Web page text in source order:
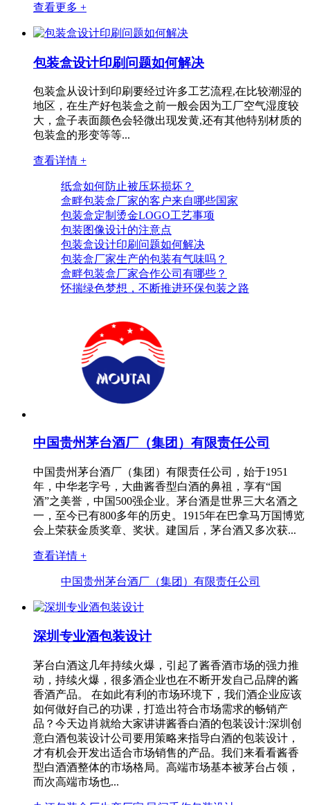
查看更多 +
包装盒设计印刷问题如何解决
包装盒从设计到印刷要经过许多工艺流程,在比较潮湿的
地区，在生产好包装盒之前一般会因为工厂空气湿度较
大，盒子表面颜色会轻微出现发黄,还有其他特别材质的
包装盒的形变等等...
查看详情 +
纸盒如何防止被压坏损坏？
盒畔包装盒厂家的客户来自哪些国家
包装盒定制烫金LOGO工艺事项
包装图像设计的注意点
包装盒设计印刷问题如何解决
包装盒厂家生产的包装有气味吗？
盒畔包装盒厂家合作公司有哪些？
怀揣绿色梦想，不断推进环保包装之路
中国贵州茅台酒厂（集团）有限责任公司
中国贵州茅台酒厂（集团）有限责任公司，始于1951
年，中华老字号，大曲酱香型白酒的鼻祖，享有“国
酒”之美誉，中国500强企业。茅台酒是世界三大名酒之
一，至今已有800多年的历史。1915年在巴拿马万国博览
会上荣获金质奖章、奖状。建国后，茅台酒又多次获...
查看详情 +
中国贵州茅台酒厂（集团）有限责任公司
深圳专业酒包装设计
茅台白酒这几年持续火爆，引起了酱香酒市场的强力推
动，持续火爆，很多酒企业也在不断开发自己品牌的酱
香酒产品。 在如此有利的市场环境下，我们酒企业应该
如何做好自己的功课，打造出符合市场需求的畅销产
品？今天边肖就给大家讲讲酱香白酒的包装设计:深圳创
意白酒包装设计公司要用策略来指导白酒的包装设计，
才有机会开发出适合市场销售的产品。我们来看看酱香
型白酒酒整体的市场格局。高端市场基本被茅台占领，
而次高端市场也...